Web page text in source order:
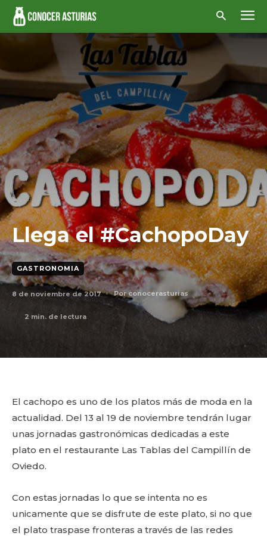
Llega el #CachopoDay
GASTRONOMIA
8 de noviembre de 2017 Por conocerasturias
2 min. de lectura
El cachopo es uno de los platos más de moda en la
actualidad. Del 13 al 19 de noviembre tendrán lugar
unas jornadas gastronómicas dedicadas a este
plato en el restaurante Las Tablas del Campillín de
Oviedo.
Con estas jornadas lo que se intenta no es
unicamente que se disfrute de este plato, si no que
el plato traspase fronteras a través de las redes